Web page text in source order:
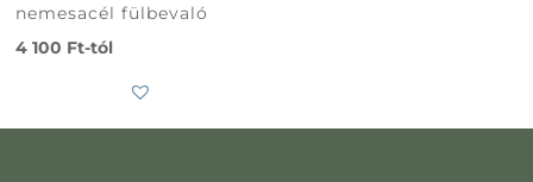
nemesacél fülbevaló
4 100 Ft-tól